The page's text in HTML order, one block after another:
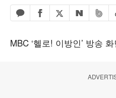
카카오톡 공유하기
페이스북 공유하기
엑스 공유하기
네이버 공유
밴드
MBC ‘헬로! 이방인’ 방송